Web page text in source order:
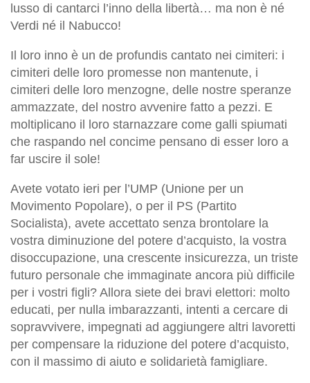
lusso di cantarci l’inno della libertà… ma non è né
Verdi né il Nabucco!
Il loro inno è un de profundis cantato nei cimiteri: i
cimiteri delle loro promesse non mantenute, i
cimiteri delle loro menzogne, delle nostre speranze
ammazzate, del nostro avvenire fatto a pezzi. E
moltiplicano il loro starnazzare come galli spiumati
che raspando nel concime pensano di esser loro a
far uscire il sole!
Avete votato ieri per l’UMP (Unione per un
Movimento Popolare), o per il PS (Partito
Socialista), avete accettato senza brontolare la
vostra diminuzione del potere d’acquisto, la vostra
disoccupazione, una crescente insicurezza, un triste
futuro personale che immaginate ancora più difficile
per i vostri figli? Allora siete dei bravi elettori: molto
educati, per nulla imbarazzanti, intenti a cercare di
sopravvivere, impegnati ad aggiungere altri lavoretti
per compensare la riduzione del potere d’acquisto,
con il massimo di aiuto e solidarietà famigliare.